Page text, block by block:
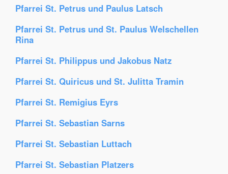
Pfarrei St. Petrus und Paulus Latsch
Pfarrei St. Petrus und St. Paulus Welschellen
Rina
Pfarrei St. Philippus und Jakobus Natz
Pfarrei St. Quiricus und St. Julitta Tramin
Pfarrei St. Remigius Eyrs
Pfarrei St. Sebastian Sarns
Pfarrei St. Sebastian Luttach
Pfarrei St. Sebastian Platzers